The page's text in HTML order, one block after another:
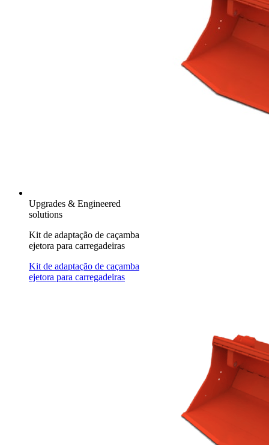
Upgrades & Engineered
solutions
Kit de adaptação de caçamba
ejetora para carregadeiras
Kit de adaptação de caçamba
ejetora para carregadeiras